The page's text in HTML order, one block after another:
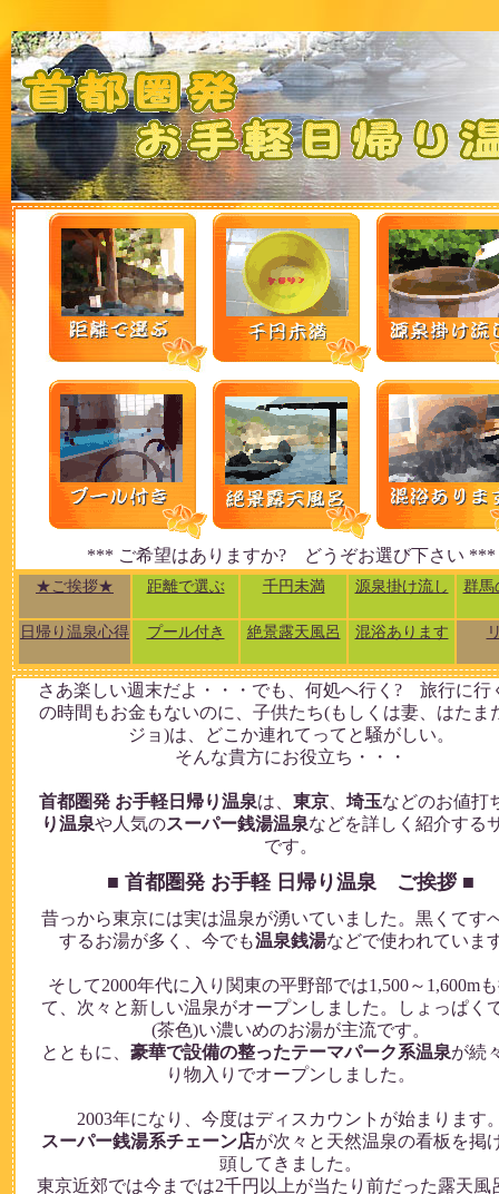
*** ご希望はありますか? どうぞお選び下さい ***
★ご挨拶★ 距離で選ぶ 千円未満 源泉掛け流し 群馬
日帰り温泉心得 プール付き 絶景露天風呂 混浴あります
さあ楽しい週末だよ・・・でも、何処へ行く? 旅行に行
の時間もお金もないのに、子供たち(もしくは妻、はたま
ジョ)は、どこか連れてってと騒がしい。
そんな貴方にお役立ち・・・
首都圏発 お手軽日帰り温泉は、 東京 埼玉などのお値打
り温泉や人気のスーパー銭湯温泉などを詳しく紹介する
です。
■ 首都圏発 お手軽 日帰り温泉 ご挨拶 ■
昔っから東京には実は温泉が湧いていました。黒くてす
するお湯が多く、今でも温泉銭湯などで使われていま
そして2000年代に入り関東の平野部では1,500～1,600m
て、次々と新しい温泉がオープンしました。しょっぱく
(茶色)い濃いめのお湯が主流です。
とともに、 豪華で設備の整ったテーマパーク系温泉が続
り物入りでオープンしました。
2003年になり、今度はディスカウントが始まります
スーパー銭湯系チェーン店が次々と天然温泉の看板を掲
頭してきました。
東京近郊では今までは2千円以上が当たり前だった露天風